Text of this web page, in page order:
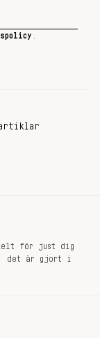
för just dig
det är gjort i